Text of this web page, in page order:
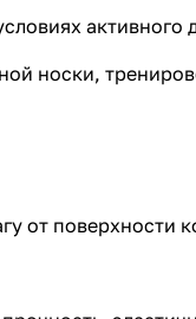
носки,
от